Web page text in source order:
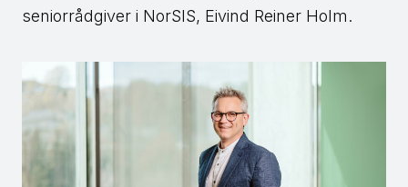
seniorrådgiver i NorSIS, Eivind Reiner Holm.